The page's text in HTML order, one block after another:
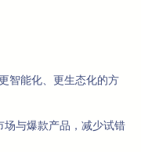
智能化、更生态化的方
场与爆款产品，减少试错